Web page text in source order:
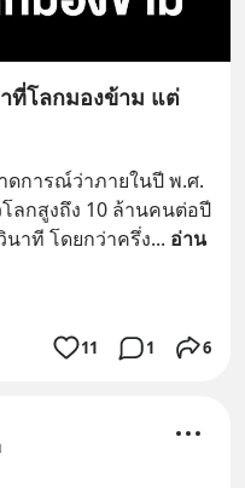
าที่โลกมองข้าม แต่
ดการณ์ว่าภายในปี พ.ศ.
ลกสูงถึง 10 ล้านคนต่อปี
นาที โดยกว่าครึ่ง... อ่าน
11 1 6